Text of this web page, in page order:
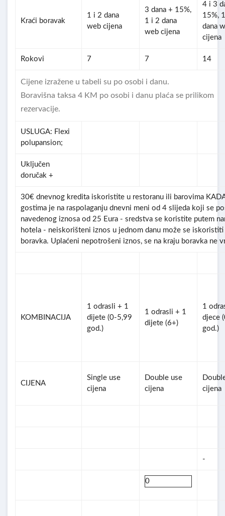
Kraći boravak
1 i 2 dana
web cijena
3 dana + 15%,
1 i 2 dana
web cijena
4 i 3
15%,
dana
cijena
Rokovi 7 7 14
Cijene izražene u tabeli su po osobi i danu.
Boravišna taksa 4 KM po osobi i danu plaća se prilikom
rezervacije.
USLUGA: Flexi
polupansion;
Uključen
doručak +
30€ dnevnog kredita iskoristite u restoranu ili barovima
gostima je na raspolaganju dnevni meni od 4 slijeda koji se
navedenog iznosa od 25 Eura - sredstva se koristite putem
hotela - neiskorišteni iznos u jednom danu može se
boravka. Uplaćeni nepotrošeni iznos, se na kraju boravka ne
KOMBINACIJA
1 odrasli + 1
dijete (0-5,99
god.)
1 odrasli + 1
dijete (6+)
1
djece
god.)
CIJENA
Single use
cijena
Double use
cijena
cijena
-
0